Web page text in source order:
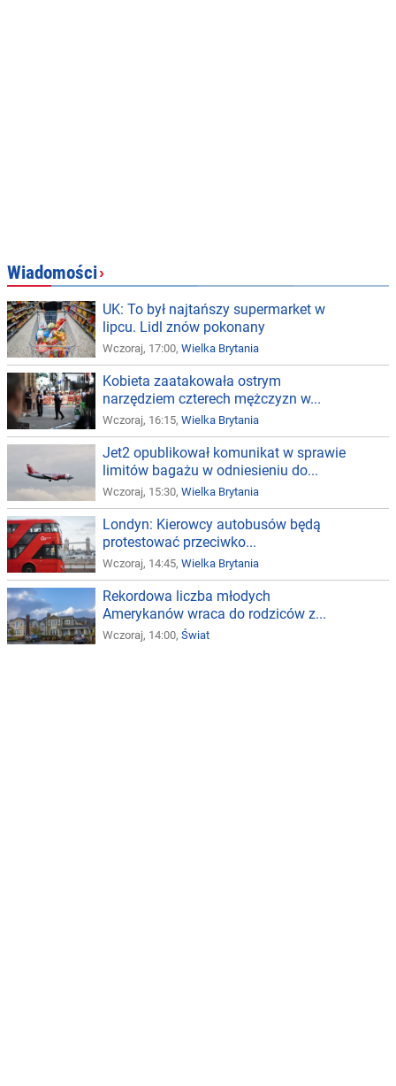
Wiadomości›
UK: To był najtańszy supermarket w
lipcu. Lidl znów pokonany
Wczoraj, 17:00, Wielka Brytania
Kobieta zaatakowała ostrym
narzędziem czterech mężczyzn w...
Wczoraj, 16:15, Wielka Brytania
Jet2 opublikował komunikat w sprawie
limitów bagażu w odniesieniu do...
Wczoraj, 15:30, Wielka Brytania
Londyn: Kierowcy autobusów będą
protestować przeciwko...
Wczoraj, 14:45, Wielka Brytania
Rekordowa liczba młodych
Amerykanów wraca do rodziców z...
Wczoraj, 14:00, Świat